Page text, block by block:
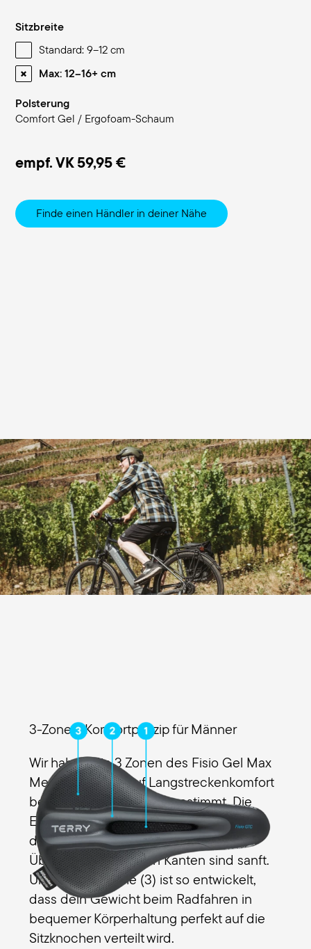
Sitzbreite
Standard: 9–12 cm
Max: 12–16+ cm
Polsterung
Comfort Gel / Ergofoam-Schaum
empf. VK59,95 €
Finde einen Händler in deiner Nähe
3-Zonen-Komfortprinzip für Männer
Wir haben die 3 Zonen des Fisio Gel Max
Men besonders auf Langstreckenkomfort
bei all deinen Touren abgestimmt. Die
Entlastungsöffnung (1)nimmt Männern
den Druck vom Dammbereich, die
Übergänge (2)an den Kanten sind sanft.
Und dieSitzfläche (3) ist so entwickelt,
dass dein Gewicht beim Radfahren in
bequemer Körperhaltung perfekt auf die
Sitzknochen verteilt wird.